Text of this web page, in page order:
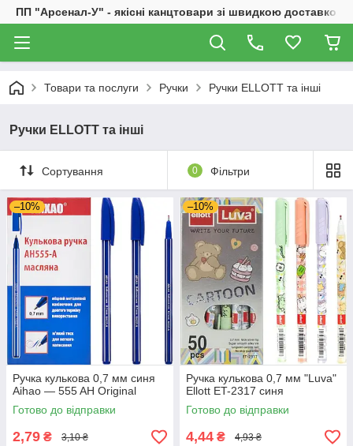
ПП "Арсенал-У" - якісні канцтовари зі швидкою доставкою
Товари та послуги Ручки Ручки ELLOTT та інші
Ручки ELLOTT та інші
Сортування 0 Фільтри
–10%
Ручка кулькова 0,7 мм синя
Aihao — 555 AH Original
Готово до відправки
2,79 ₴ 3,10 ₴
–10%
Ручка кулькова 0,7 мм "Luva"
Ellott ET-2317 синя
Готово до відправки
4,44 ₴ 4,93 ₴